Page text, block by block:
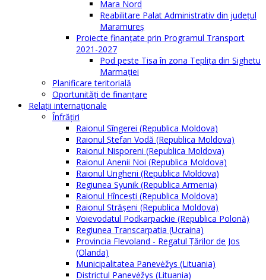
Mara Nord
Reabilitare Palat Administrativ din județul
Maramureș
Proiecte finanțate prin Programul Transport
2021-2027
Pod peste Tisa în zona Teplița din Sighetu
Marmației
Planificare teritorială
Oportunităţi de finanţare
Relaţii internaţionale
Înfrăţiri
Raionul Sîngerei (Republica Moldova)
Raionul Ștefan Vodă (Republica Moldova)
Raionul Nisporeni (Republica Moldova)
Raionul Anenii Noi (Republica Moldova)
Raionul Ungheni (Republica Moldova)
Regiunea Syunik (Republica Armenia)
Raionul Hîncești (Republica Moldova)
Raionul Străşeni (Republica Moldova)
Voievodatul Podkarpackie (Republica Polonă)
Regiunea Transcarpatia (Ucraina)
Provincia Flevoland - Regatul Ţărilor de Jos
(Olanda)
Municipalitatea Panevėžys (Lituania)
Districtul Panevėžys (Lituania)